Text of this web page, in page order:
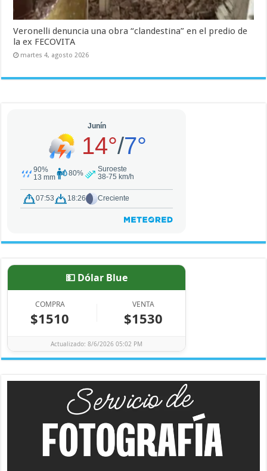
Veronelli denuncia una obra “clandestina” en el predio de
la ex FECOVITA
martes 4, agosto 2026
💵 Dólar Blue
COMPRA
$1510
VENTA
$1530
Actualizado: 8/6/2026 05:02 PM